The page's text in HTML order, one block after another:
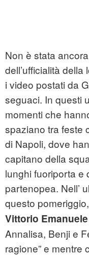
Non è stata
dell’ufficialità
i video postati da
seguaci. In questi
momenti che
spaziano tra feste
di Napoli, dove
capitano della
lunghi fuoriporta e
partenopea. Nell’
questo
Vittorio Emanuele
Annalisa, Benji e
ragione” e mentre